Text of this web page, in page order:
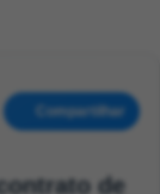
Compartilhar
de